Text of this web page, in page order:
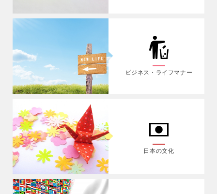
ビジネス・ライフマナー
日本の文化